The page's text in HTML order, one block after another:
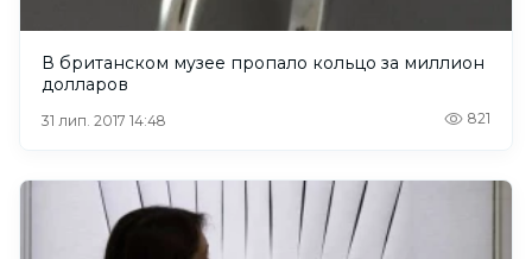
В британском музее пропало кольцо за миллион
долларов
31 лип. 2017 14:48 821